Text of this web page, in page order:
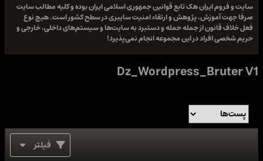
سایت و فروم ایران هک تابع قوانین جمهوری اسلامی ایران بوده و کلیه مطالب سایت
صرفا جهت آموزش، پژوهش و ارتقاء امنیت سایبری در سطح کشور است. هیچ نوع
فعل خلاف قانون از جمله حمله و دستبرد به سایت‌ها و سیستم‌های داخلی، خارجی و
حریم شخصی افراد در این مجموعه انجام نمی‌پذیرد!
Dz_Wordpress_Bruter V1
فیلتر